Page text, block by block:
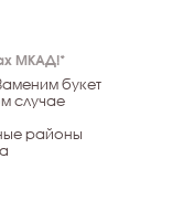
МКАД!*
букет
случае
районы